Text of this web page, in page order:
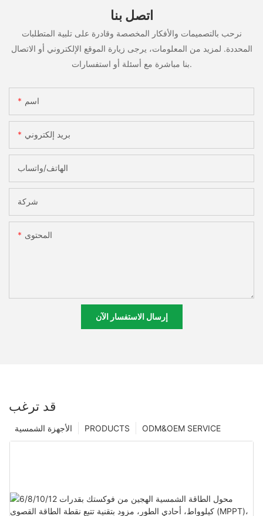
اتصل بنا
نرحب بالتصميمات والأفكار المخصصة وقادرة على تلبية المتطلبات
المحددة. لمزيد من المعلومات، يرجى زيارة الموقع الإلكتروني أو الاتصال
بنا مباشرة مع أسئلة أو استفسارات.
اسم
بريد إلكتروني
الهاتف/واتساب
شركة
المحتوى
إرسال الاستفسار الآن
قد ترغب
ODM&OEM SERVICE
PRODUCTS الأجهزة الشمسية